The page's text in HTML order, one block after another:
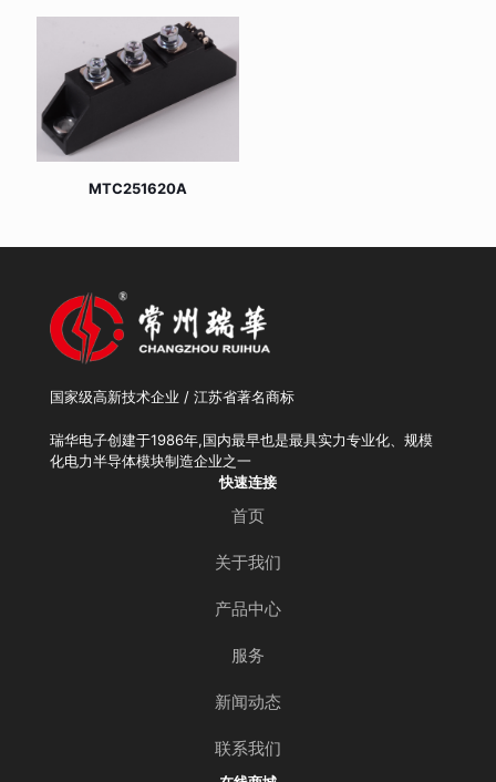
MTC251620A
国家级高新技术企业 / 江苏省著名商标
瑞华电子创建于1986年,国内最早也是最具实力专业化、规模
化电力半导体模块制造企业之一
快速连接
首页
关于我们
产品中心
服务
新闻动态
联系我们